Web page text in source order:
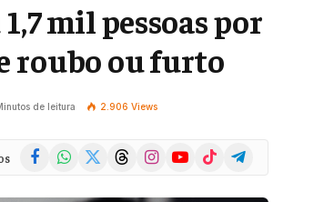
mil pessoas por
roubo ou furto
de leitura 2.906 Views
FacebookWhatsApp ThreadsInstagramYouTubeTikTok Telegram